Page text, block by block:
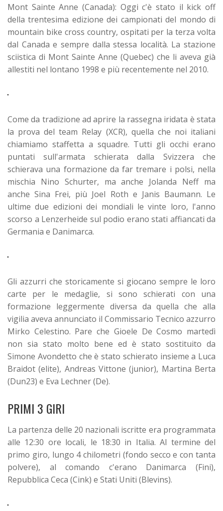
Mont Sainte Anne (Canada): Oggi c'è stato il kick off
della trentesima edizione dei campionati del mondo di
mountain bike cross country, ospitati per la terza volta
dal Canada e sempre dalla stessa località. La stazione
sciistica di Mont Sainte Anne (Quebec) che li aveva già
allestiti nel lontano 1998 e più recentemente nel 2010.
Come da tradizione ad aprire la rassegna iridata è stata
la prova del team Relay (XCR), quella che noi italiani
chiamiamo staffetta a squadre. Tutti gli occhi erano
puntati sull'armata schierata dalla Svizzera che
schierava una formazione da far tremare i polsi, nella
mischia Nino Schurter, ma anche Jolanda Neff ma
anche Sina Frei, più Joel Roth e Janis Baumann. Le
ultime due edizioni dei mondiali le vinte loro, l'anno
scorso a Lenzerheide sul podio erano stati affiancati da
Germania e Danimarca.
Gli azzurri che storicamente si giocano sempre le loro
carte per le medaglie, si sono schierati con una
formazione leggermente diversa da quella che alla
vigilia aveva annunciato il Commissario Tecnico azzurro
Mirko Celestino. Pare che Gioele De Cosmo martedì
non sia stato molto bene ed è stato sostituito da
Simone Avondetto che è stato schierato insieme a Luca
Braidot (elite), Andreas Vittone (junior), Martina Berta
(Dun23) e Eva Lechner (De).
PRIMI 3 GIRI
La partenza delle 20 nazionali iscritte era programmata
alle 12:30 ore locali, le 18:30 in Italia. Al termine del
primo giro, lungo 4 chilometri (fondo secco e con tanta
polvere), al comando c'erano Danimarca (Fini),
Repubblica Ceca (Cink) e Stati Uniti (Blevins).